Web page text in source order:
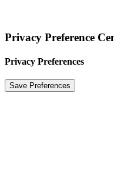
Privacy Preference
Privacy Preferences